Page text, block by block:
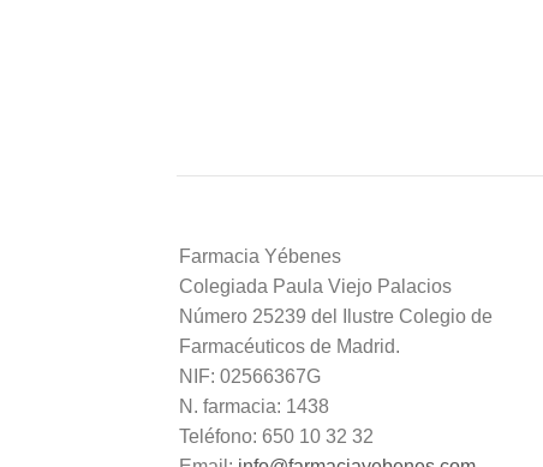
Farmacia Yébenes
Colegiada Paula Viejo Palacios
Número 25239 del Ilustre Colegio de
Farmacéuticos de Madrid.
NIF: 02566367G
N. farmacia: 1438
Teléfono: 650 10 32 32